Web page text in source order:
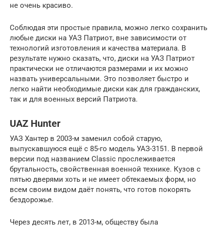
не очень красиво.
Соблюдая эти простые правила, можно легко сохранить
любые диски на УАЗ Патриот, вне зависимости от
технологий изготовления и качества материала. В
результате нужно сказать, что, диски на УАЗ Патриот
практически не отличаются размерами и их можно
назвать универсальными. Это позволяет быстро и
легко найти необходимые диски как для гражданских,
так и для военных версий Патриота.
UAZ Hunter
УАЗ Хантер в 2003-м заменил собой старую,
выпускавшуюся ещё с 85-го модель УАЗ-3151. В первой
версии под названием Classic прослеживается
брутальность, свойственная военной технике. Кузов с
пятью дверями хоть и не имеет обтекаемых форм, но
всем своим видом даёт понять, что готов покорять
бездорожье.
Через десять лет, в 2013-м, обществу была